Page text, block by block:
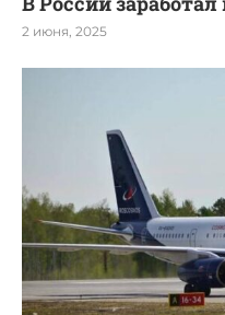
2 июня, 2025